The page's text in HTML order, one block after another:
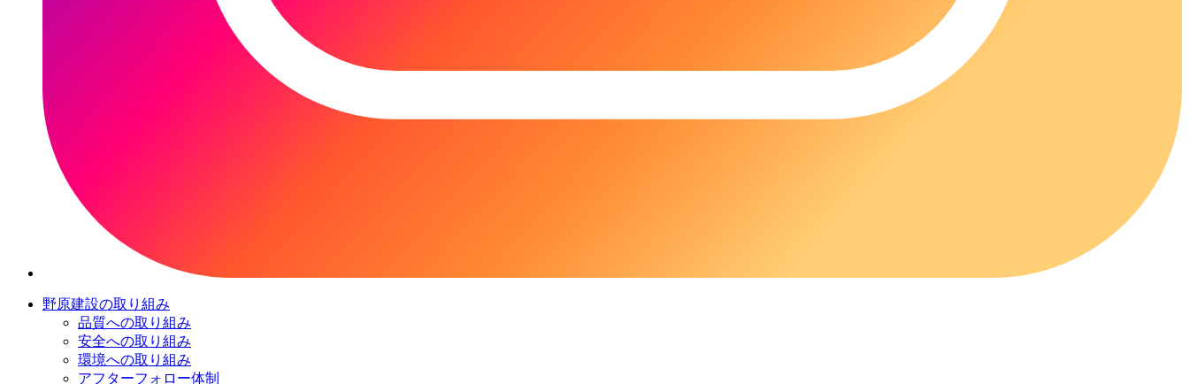
野原建設の取り組み
品質への取り組み
安全への取り組み
環境への取り組み
アフターフォロー体制